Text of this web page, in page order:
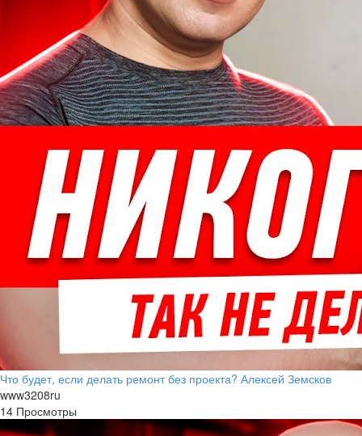
Что будет, если делать ремонт без проекта? Алексей Земсков
www3208ru
14 Просмотры